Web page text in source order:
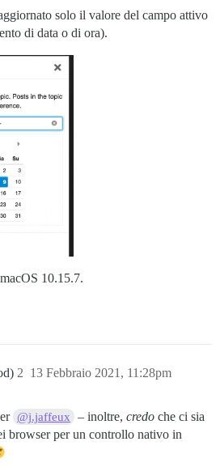
solo il valore del campo attivo
di data o di ora).
10.15.7.
13 Febbraio 2021, 11:28pm
2
@j.jaffeux – inoltre,credo che ci sia
browser per un controllo nativo in